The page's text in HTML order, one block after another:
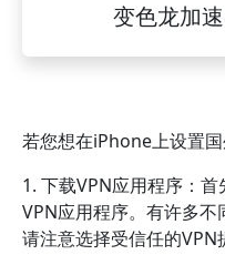
变色龙加
若您想在iPhone上设置
1. 下载VPN应用程序：
VPN应用程序。有许多
请注意选择受信任的VPN